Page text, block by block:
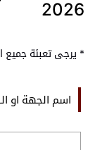
2026
* يرجى تعبئة جميع
اسم الجهة او